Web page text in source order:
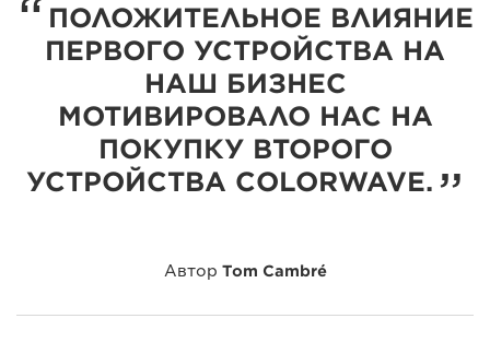
ПОЛОЖИТЕЛЬНОЕ ВЛИЯНИЕ
ПЕРВОГО УСТРОЙСТВА НА
НАШ БИЗНЕС
МОТИВИРОВАЛО НАС НА
ПОКУПКУ ВТОРОГО
УСТРОЙСТВА COLORWAVE.
Автор Tom Cambré